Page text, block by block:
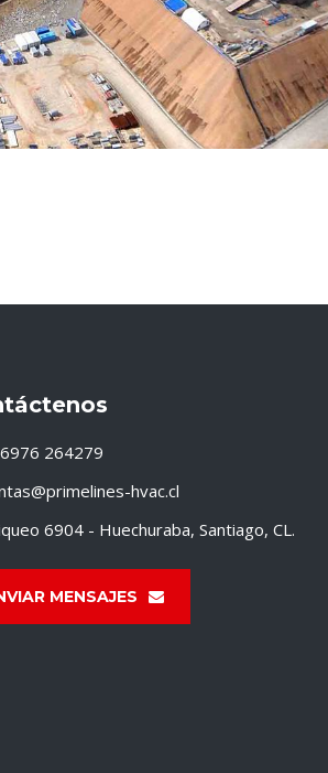
264279
hvac.cl
6904 - Huechuraba, Santiago, CL.
MENSAJES